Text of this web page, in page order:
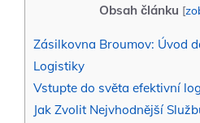
Obsah článku [
Zásilkovna Broumov: Úvod
Logistiky
Vstupte do světa efektivní
Jak Zvolit Nejvhodnější